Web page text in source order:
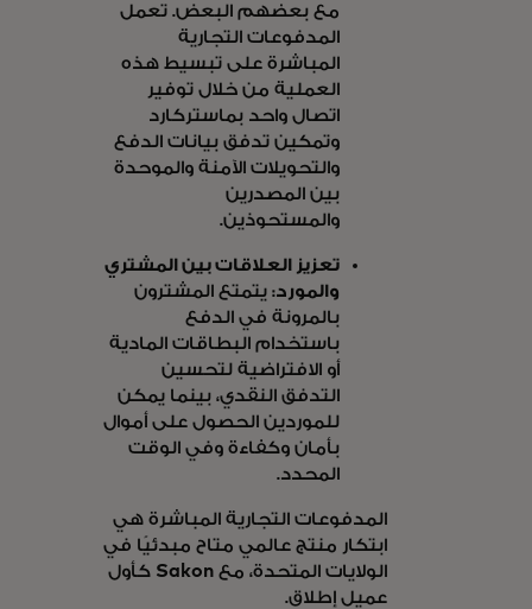
مع بعضهم البعض. تعمل
المدفوعات التجارية
المباشرة على تبسيط هذه
العملية من خلال توفير
اتصال واحد بماستركارد
وتمكين تدفق بيانات الدفع
والتحويلات الآمنة والموحدة
بين المصدرين
والمستحوذين.
تعزيز العلاقات بين المشتري
والمورد: يتمتع المشترون
بالمرونة في الدفع
باستخدام البطاقات المادية
أو الافتراضية لتحسين
التدفق النقدي، بينما يمكن
للموردين الحصول على أموال
بأمان وكفاءة وفي الوقت
المحدد.
المدفوعات التجارية المباشرة هي
ابتكار منتج عالمي متاح مبدئيًا في
الولايات المتحدة، مع Sakon كأول
عميل إطلاق.